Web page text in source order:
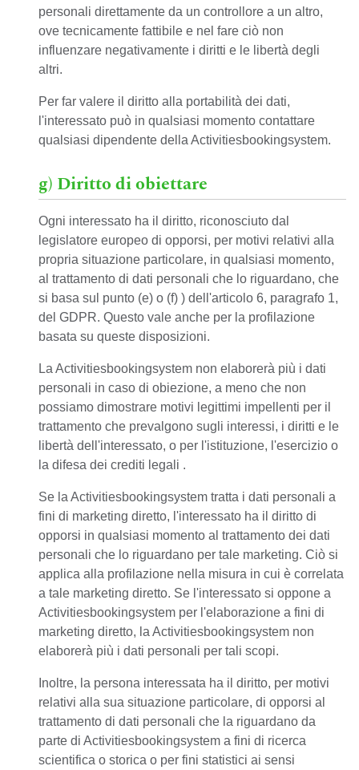
personali direttamente da un controllore a un altro,
ove tecnicamente fattibile e nel fare ciò non
influenzare negativamente i diritti e le libertà degli
altri.
Per far valere il diritto alla portabilità dei dati,
l'interessato può in qualsiasi momento contattare
qualsiasi dipendente della Activitiesbookingsystem.
g) Diritto di obiettare
Ogni interessato ha il diritto, riconosciuto dal
legislatore europeo di opporsi, per motivi relativi alla
propria situazione particolare, in qualsiasi momento,
al trattamento di dati personali che lo riguardano, che
si basa sul punto (e) o (f) ) dell'articolo 6, paragrafo 1,
del GDPR. Questo vale anche per la profilazione
basata su queste disposizioni.
La Activitiesbookingsystem non elaborerà più i dati
personali in caso di obiezione, a meno che non
possiamo dimostrare motivi legittimi impellenti per il
trattamento che prevalgono sugli interessi, i diritti e le
libertà dell'interessato, o per l'istituzione, l'esercizio o
la difesa dei crediti legali .
Se la Activitiesbookingsystem tratta i dati personali a
fini di marketing diretto, l'interessato ha il diritto di
opporsi in qualsiasi momento al trattamento dei dati
personali che lo riguardano per tale marketing. Ciò si
applica alla profilazione nella misura in cui è correlata
a tale marketing diretto. Se l'interessato si oppone a
Activitiesbookingsystem per l'elaborazione a fini di
marketing diretto, la Activitiesbookingsystem non
elaborerà più i dati personali per tali scopi.
Inoltre, la persona interessata ha il diritto, per motivi
relativi alla sua situazione particolare, di opporsi al
trattamento di dati personali che la riguardano da
parte di Activitiesbookingsystem a fini di ricerca
scientifica o storica o per fini statistici ai sensi